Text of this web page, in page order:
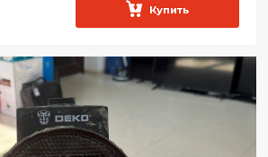
Купить